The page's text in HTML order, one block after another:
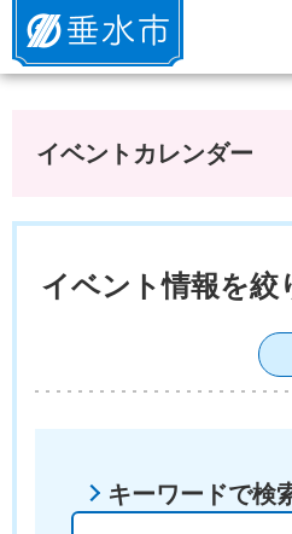
垂水市
イベントカレンダー
イベント情報を絞
キーワードで検